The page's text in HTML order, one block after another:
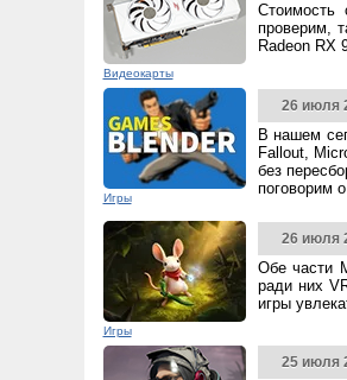
Видеокарты
Стоимость
проверим,
Radeon RX
Игры
26 июля
В нашем
Fallout,
без
поговорим
Игры
26 июля
Обе части
ради них
игры
25 июля